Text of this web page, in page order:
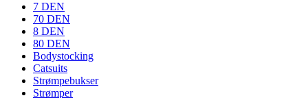
7 DEN
70 DEN
8 DEN
80 DEN
Bodystocking
Catsuits
Strømpebukser
Strømper